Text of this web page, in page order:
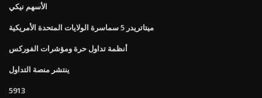
الأسهم نيكي
ميتاتريدر 5 سماسرة الولايات المتحدة الأمريكية
أنظمة تداول حرة ومؤشرات الفوركس
ينتشر منصة التداول
5913